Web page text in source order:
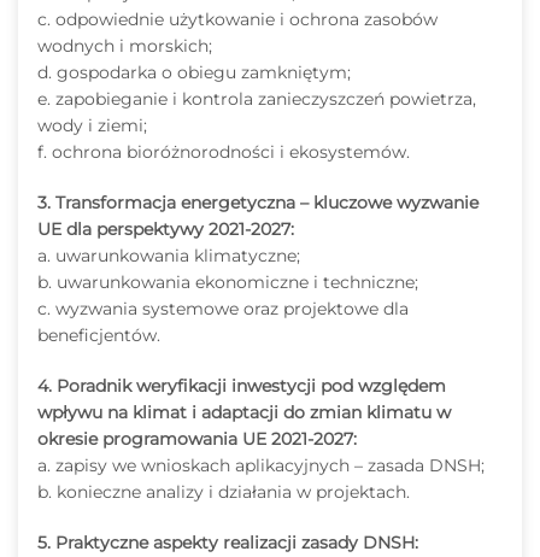
c. odpowiednie użytkowanie i ochrona zasobów
wodnych i morskich;
d. gospodarka o obiegu zamkniętym;
e. zapobieganie i kontrola zanieczyszczeń powietrza,
wody i ziemi;
f. ochrona bioróżnorodności i ekosystemów.
3. Transformacja energetyczna – kluczowe wyzwanie
UE dla perspektywy 2021-2027:
a. uwarunkowania klimatyczne;
b. uwarunkowania ekonomiczne i techniczne;
c. wyzwania systemowe oraz projektowe dla
beneficjentów.
4. Poradnik weryfikacji inwestycji pod względem
wpływu na klimat i adaptacji do zmian klimatu w
okresie programowania UE 2021-2027:
a. zapisy we wnioskach aplikacyjnych – zasada DNSH;
b. konieczne analizy i działania w projektach.
5. Praktyczne aspekty realizacji zasady DNSH: